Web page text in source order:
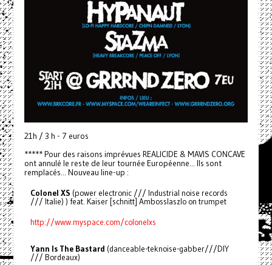
21h / 3 h - 7 euros
***** Pour des raisons imprévues REALICIDE & MAVIS CONCAVE
ont annulé le reste de leur tournée Européenne... Ils sont
remplacés... Nouveau line-up :
Colonel XS (power electronic /// Industrial noise records
/// Italie) ) feat. Kaiser [schnitt] Ambosslaszlo on trumpet
http://www.myspace.com/colonelxs
Yann Is The Bastard (danceable-teknoise-gabber///DIY
/// Bordeaux)